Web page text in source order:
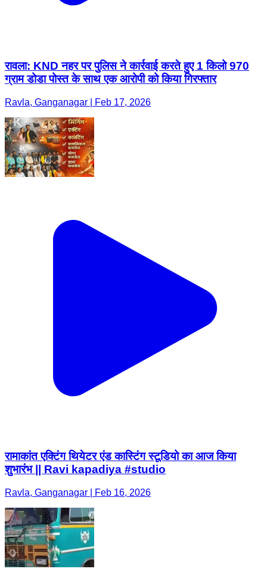
रावला: KND नहर पर पुलिस ने कार्रवाई करते हुए 1 किलो 970
ग्राम डोडा पोस्त के साथ एक आरोपी को किया गिरफ्तार
Ravla, Ganganagar | Feb 17, 2026
रामाकांत एक्टिंग थियेटर एंड कास्टिंग स्टूडियो का आज किया
शुभारंभ || Ravi kapadiya #studio
Ravla, Ganganagar | Feb 16, 2026